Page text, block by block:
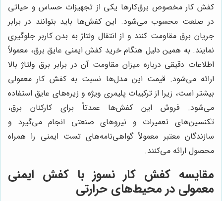
کفش کار مخصوص برق‌کارها یکی از تجهیزات حساس و حیاتی
در صنعت محسوب می‌شود. این کفش‌ها باید بتوانند در برابر
جریان برق مقاومت کنند و از انتقال ولتاژ به بدن کاربر جلوگیری
نمایند. به همین دلیل هنگام خرید کفش ایمنی عایق برق، معمولاً
اطلاعات دقیقی درباره میزان مقاومت آن در برابر برق ولتاژ بالا
ارائه می‌شود. قیمت این مدل‌ها نسبت به کفش کار معمولی
بیشتر است، زیرا از ترکیبات پلیمری ویژه و زیره‌های عایق استفاده
می‌شود. فروش این کفش‌ها عمدتاً برای کارکنان برق،
تکنسین‌های تعمیرات و نیروهای صنعتی انجام می‌گیرد و
سازندگان معتبر معمولاً گواهی‌نامه‌های تست ایمنی را همراه
محصول ارائه می‌کنند.
مقایسه کفش کار نسوز با کفش ایمنی
معمولی در محیط‌های حرارتی